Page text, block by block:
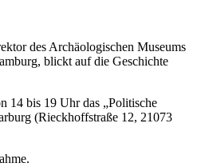
des Archäologischen Museums
blickt auf die Geschichte
14 bis 19 Uhr das „Politische
(Rieckhoffstraße 12, 21073